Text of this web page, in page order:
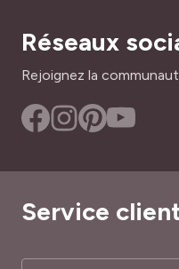
Réseaux
Rejoignez la
Service